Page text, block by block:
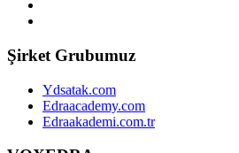
Şirket Grubumuz
Ydsatak.com
Edraacademy.com
Edraakademi.com.tr